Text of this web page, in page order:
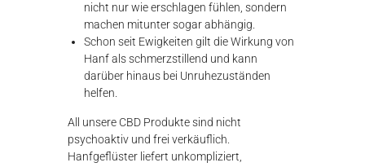
nicht nur wie erschlagen fühlen, sondern
machen mitunter sogar abhängig.
Schon seit Ewigkeiten gilt die Wirkung von
Hanf als schmerzstillend und kann
darüber hinaus bei Unruhezuständen
helfen.
All unsere CBD Produkte sind nicht
psychoaktiv und frei verkäuflich.
Hanfgeflüster liefert unkompliziert,